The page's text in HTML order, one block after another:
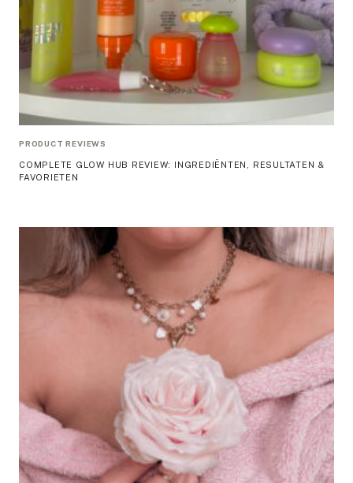
PRODUCT REVIEWS
COMPLETE GLOW HUB REVIEW: INGREDIËNTEN, RESULTATEN &
FAVORIETEN